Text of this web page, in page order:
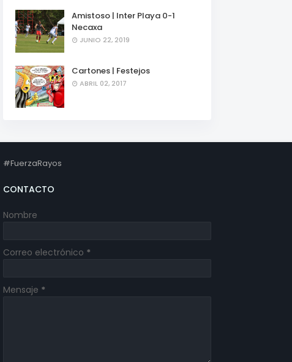
Amistoso | Inter Playa 0-1
Necaxa
JUNIO 22, 2019
Cartones | Festejos
ABRIL 02, 2017
#FuerzaRayos
CONTACTO
Nombre
Correo electrónico *
Mensaje *